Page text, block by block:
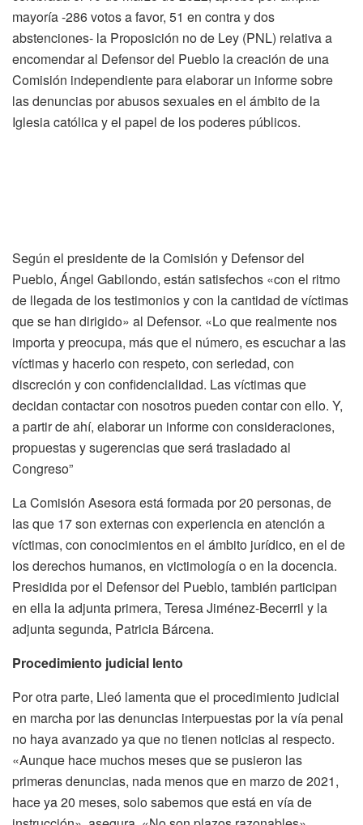
mayoría -286 votos a favor, 51 en contra y dos
abstenciones- la Proposición no de Ley (PNL) relativa a
encomendar al Defensor del Pueblo la creación de una
Comisión independiente para elaborar un informe sobre
las denuncias por abusos sexuales en el ámbito de la
Iglesia católica y el papel de los poderes públicos.
Según el presidente de la Comisión y Defensor del
Pueblo, Ángel Gabilondo, están satisfechos «con el ritmo
de llegada de los testimonios y con la cantidad de víctimas
que se han dirigido» al Defensor. «Lo que realmente nos
importa y preocupa, más que el número, es escuchar a las
víctimas y hacerlo con respeto, con seriedad, con
discreción y con confidencialidad. Las víctimas que
decidan contactar con nosotros pueden contar con ello. Y,
a partir de ahí, elaborar un informe con consideraciones,
propuestas y sugerencias que será trasladado al
Congreso”
La Comisión Asesora está formada por 20 personas, de
las que 17 son externas con experiencia en atención a
víctimas, con conocimientos en el ámbito jurídico, en el de
los derechos humanos, en victimología o en la docencia.
Presidida por el Defensor del Pueblo, también participan
en ella la adjunta primera, Teresa Jiménez-Becerril y la
adjunta segunda, Patricia Bárcena.
Procedimiento judicial lento
Por otra parte, Lleó lamenta que el procedimiento judicial
en marcha por las denuncias interpuestas por la vía penal
no haya avanzado ya que no tienen noticias al respecto.
«Aunque hace muchos meses que se pusieron las
primeras denuncias, nada menos que en marzo de 2021,
hace ya 20 meses, solo sabemos que está en vía de